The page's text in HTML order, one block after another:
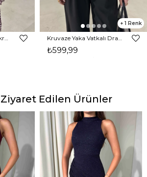
1
₺599,99
Ziyaret Edilen Ürünler